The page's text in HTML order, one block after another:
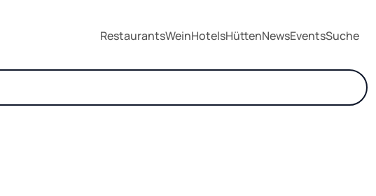
RestaurantsWeinHotelsHüttenNewsEventsSuche